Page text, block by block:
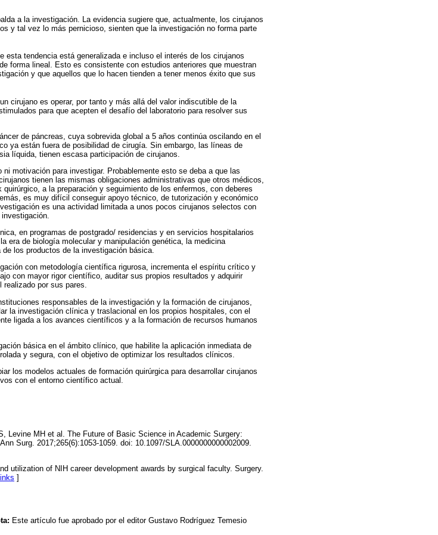
a la investigación. La evidencia sugiere que, actualmente, los cirujanos
y tal vez lo más pernicioso, sienten que la investigación no forma parte
esta tendencia está generalizada e incluso el interés de los cirujanos
forma lineal. Esto es consistente con estudios anteriores que muestran
y que aquellos que lo hacen tienden a tener menos éxito que sus
cirujano es operar, por tanto y más allá del valor indiscutible de la
para que acepten el desafío del laboratorio para resolver sus
de páncreas, cuya sobrevida global a 5 años continúa oscilando en el
ya están fuera de posibilidad de cirugía. Sin embargo, las líneas de
líquida, tienen escasa participación de cirujanos.
motivación para investigar. Probablemente esto se deba a que las
tienen las mismas obligaciones administrativas que otros médicos,
a la preparación y seguimiento de los enfermos, con deberes
es muy difícil conseguir apoyo técnico, de tutorización y económico
es una actividad limitada a unos pocos cirujanos selectos con
en programas de postgrado/ residencias y en servicios hospitalarios
era de biología molecular y manipulación genética, la medicina
los productos de la investigación básica.
con metodología científica rigurosa, incrementa el espíritu crítico y
con mayor rigor científico, auditar sus propios resultados y adquirir
realizado por sus pares.
responsables de la investigación y la formación de cirujanos,
la investigación clínica y traslacional en los propios hospitales, con el
ligada a los avances científicos y a la formación de recursos humanos
básica en el ámbito clínico, que habilite la aplicación inmediata de
y segura, con el objetivo de optimizar los resultados clínicos.
los modelos actuales de formación quirúrgica para desarrollar cirujanos
con el entorno científico actual.
Levine MH et al. The Future of Basic Science in Academic Surgery:
Surg. 2017;265(6):1053-1059. doi: 10.1097/SLA.0000000000002009.
utilization of NIH career development awards by surgical faculty. Surgery.
]
Este artículo fue aprobado por el editor Gustavo Rodríguez Temesio